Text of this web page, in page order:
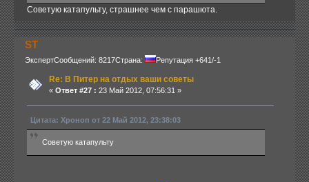
Советую катапульту, страшнее чем с парашюта.
ST
ЭкспертСообщений: 8217Страна: Репутация +641/-1
Re: В Питер на отдых ваши советы
« Ответ #27 : 23 Май 2012, 07:56:31 »
Цитата: Хроноп от 22 Май 2012, 23:38:03
Советую катапульту